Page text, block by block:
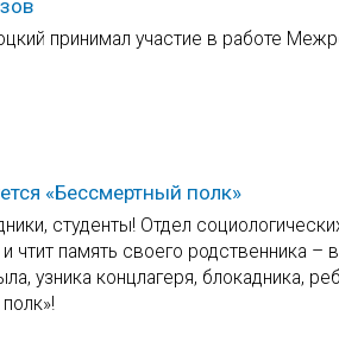
принимал участие в работе
«Бессмертный полк»
студенты! Отдел
память своего родственника –
узника концлагеря, блокадника,